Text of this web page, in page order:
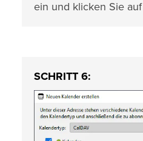
ein und klicken Sie auf
SCHRITT 6: